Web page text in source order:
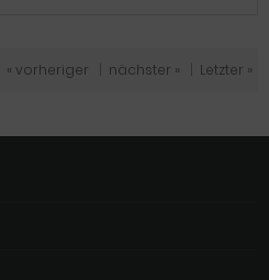
« vorheriger nächster » Letzter »